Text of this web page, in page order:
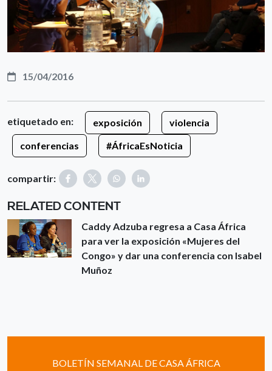
15/04/2016
etiquetado en: exposición
violencia
conferencias
#ÁfricaEsNoticia
compartir:
RELATED CONTENT
Caddy Adzuba regresa a Casa África
para ver la exposición «Mujeres del
Congo» y dar una conferencia con Isabel
Muñoz
BOLETÍN SEMANAL DE CASA ÁFRICA